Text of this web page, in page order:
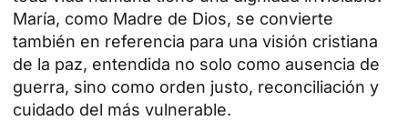
María, como Madre de Dios, se convierte
también en referencia para una visión cristiana
de la paz, entendida no solo como ausencia de
guerra, sino como orden justo, reconciliación y
cuidado del más vulnerable.